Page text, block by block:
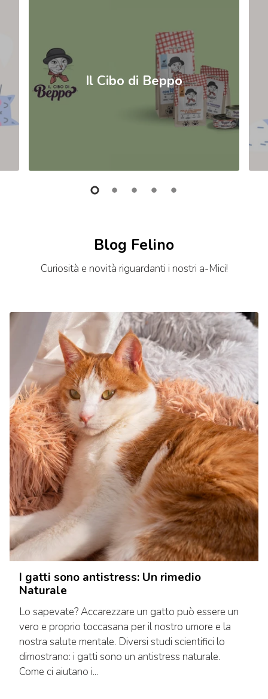
Il Cibo di Beppo
Blog Felino
Curiosità e novità riguardanti i nostri a-Mici!
I gatti sono antistress: Un rimedio
Naturale
Lo sapevate? Accarezzare un gatto può essere un
vero e proprio toccasana per il nostro umore e la
nostra salute mentale. Diversi studi scientifici lo
dimostrano: i gatti sono un antistress naturale.
Come ci aiutano i...